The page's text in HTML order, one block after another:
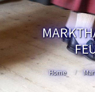
Home